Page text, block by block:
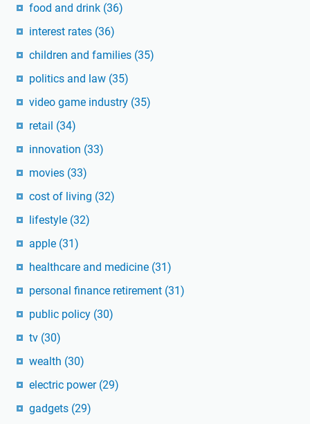
food and drink (36)
interest rates (36)
children and families (35)
politics and law (35)
video game industry (35)
retail (34)
innovation (33)
movies (33)
cost of living (32)
lifestyle (32)
apple (31)
healthcare and medicine (31)
personal finance retirement (31)
public policy (30)
tv (30)
wealth (30)
electric power (29)
gadgets (29)